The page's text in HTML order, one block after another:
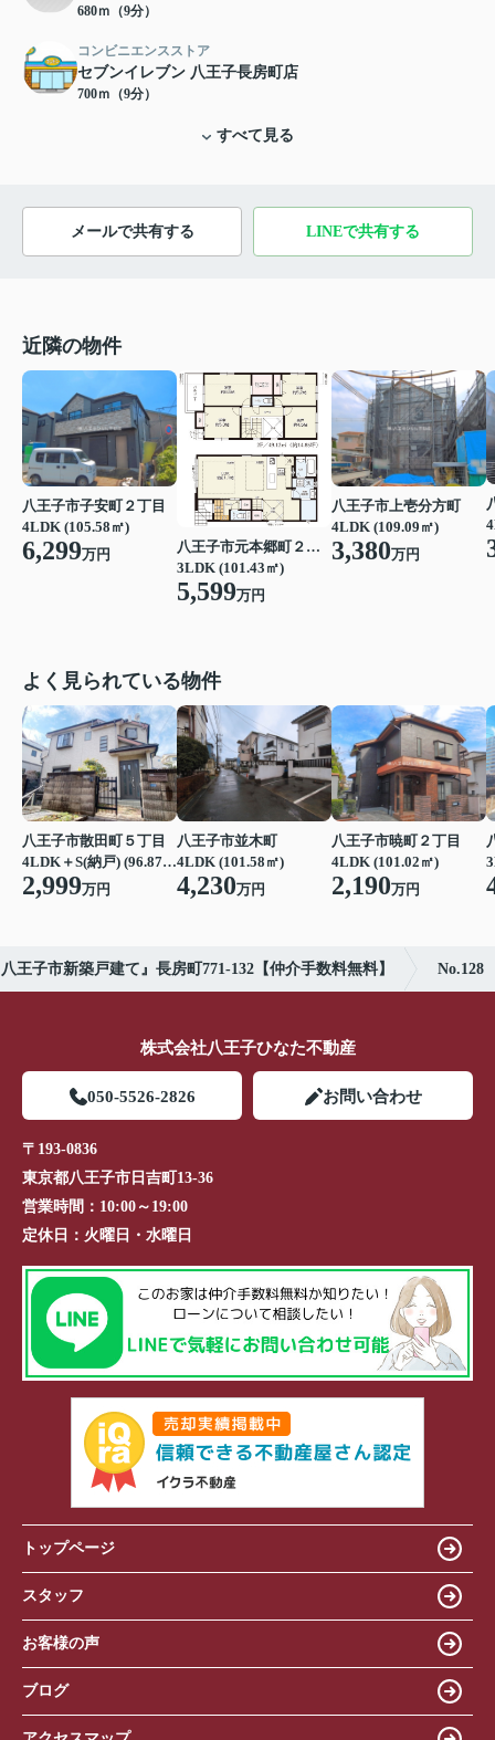
680ｍ（9分）
コンビニエンスストア
セブンイレブン 八王子長房町店
700ｍ（9分）
すべて見る
メールで共有する LINEで共有する
近隣の物件
八王子市子安町２丁目
4LDK (105.58㎡)
6,299万円
八王子市元本郷町２丁目
3LDK (101.43㎡)
5,599万円
八王子市上壱分方町
4LDK (109.09㎡)
3,380万円
よく見られている物件
八王子市散田町５丁目
4LDK＋S(納戸) (96.87㎡)
2,999万円
八王子市並木町
4LDK (101.58㎡)
4,230万円
八王子市暁町２丁目
4LDK (101.02㎡)
2,190万円
王子市新築戸建て』長房町771-132【仲介手数料無料】 No.128
株式会社八王子ひなた不動産
050-5526-2826 お問い合わせ
〒193-0836
東京都八王子市日吉町13-36
営業時間： 10:00～19:00
定休日： 火曜日・水曜日
トップページ
スタッフ
お客様の声
ブログ